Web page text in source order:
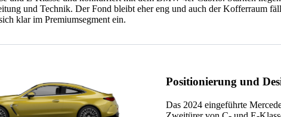
und Technik. Der Fond bleibt eher eng und auch der Kofferraum
klar im Premiumsegment ein.
Positionierung und
Das 2024 eingeführte